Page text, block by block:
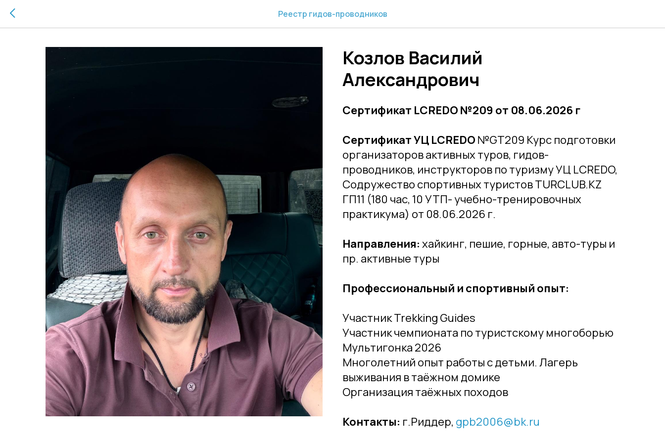
Реестр гидов-проводников
Козлов Василий
Александрович
Сертификат LCREDO №209 от 08.06.2026 г
Сертификат УЦ LCREDO №GT209 Курс подготовки
организаторов активных туров, гидов-
проводников, инструкторов по туризму УЦ LCREDO,
Содружество спортивных туристов TURCLUB.KZ
ГП11 (180 час, 10 УТП- учебно-тренировочных
практикума) от 08.06.2026 г.
Направления: хайкинг, пешие, горные, авто-туры и
пр. активные туры
Профессиональный и спортивный опыт:
Участник Trekking Guides
Участник чемпионата по туристскому многоборью
Мультигонка 2026
Многолетний опыт работы с детьми. Лагерь
выживания в таёжном домике
Организация таёжных походов
Контакты: г.Риддер, gpb2006@bk.ru